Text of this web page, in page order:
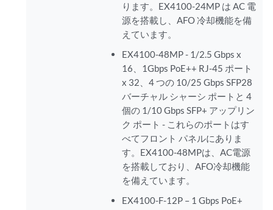
ります。EX4100-24MP は AC 電
源を搭載し、AFO 冷却機能を備
えています。
EX4100-48MP - 1/2.5 Gbps x
16、1Gbps PoE++ RJ-45 ポート
x 32、4 つの 10/25 Gbps SFP28
バーチャル シャーシ ポートと 4
個の 1/10 Gbps SFP+ アップリン
ク ポート - これらのポートはす
べてフロント パネルにありま
す。EX4100-48MPは、AC電源
を搭載しており、AFO冷却機能
を備えています。
EX4100-F-12P – 1 Gbps PoE+